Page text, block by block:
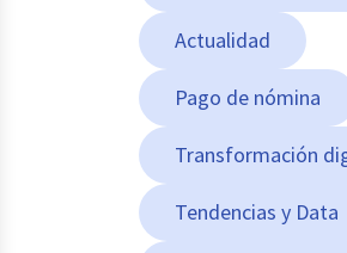
Actualidad
Pago de nómina
Transformación
Tendencias y Data